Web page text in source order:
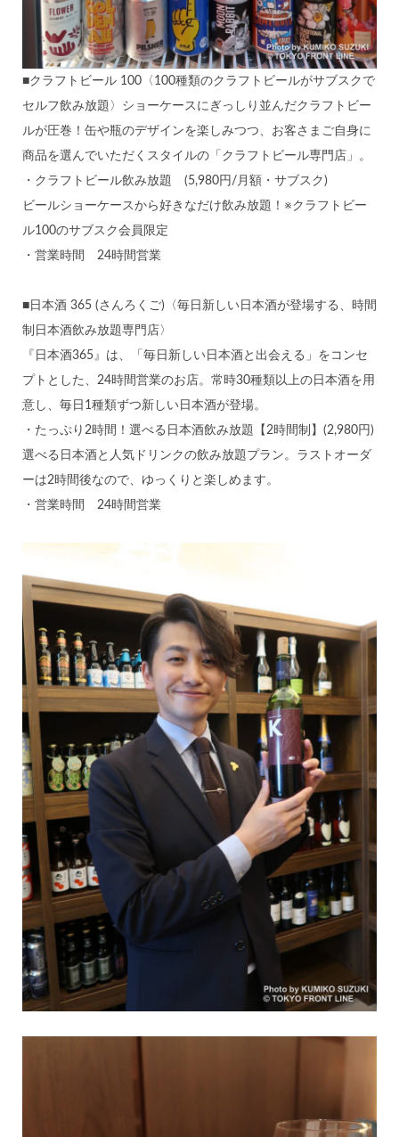
■クラフトビール 100〈100種類のクラフトビールがサブスクで
セルフ飲み放題〉ショーケースにぎっしり並んだクラフトビー
ルが圧巻！缶や瓶のデザインを楽しみつつ、お客さまご自身に
商品を選んでいただくスタイルの「クラフトビール専門店」。
・クラフトビール飲み放題 (5,980円/月額・サブスク)
ビールショーケースから好きなだけ飲み放題！※クラフトビー
ル100のサブスク会員限定
・営業時間 24時間営業
■日本酒 365 (さんろくご)〈毎日新しい日本酒が登場する、時間
制日本酒飲み放題専門店〉
『日本酒365』は、「毎日新しい日本酒と出会える」をコンセ
プトとした、24時間営業のお店。常時30種類以上の日本酒を用
意し、毎日1種類ずつ新しい日本酒が登場。
・たっぷり2時間！選べる日本酒飲み放題【2時間制】(2,980円)
選べる日本酒と人気ドリンクの飲み放題プラン。ラストオーダ
ーは2時間後なので、ゆっくりと楽しめます。
・営業時間 24時間営業